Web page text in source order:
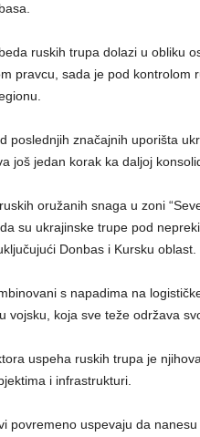
ruskih trupa dolazi u obliku
pravcu, sada je pod kontrolom
poslednjih značajnih uporišta
još jedan korak ka daljoj
oružanih snaga u zoni
su ukrajinske trupe pod
Donbas i Kursku oblast.
s napadima na
vojsku, koja sve teže održava
uspeha ruskih trupa je
i infrastrukturi.
povremeno uspevaju da